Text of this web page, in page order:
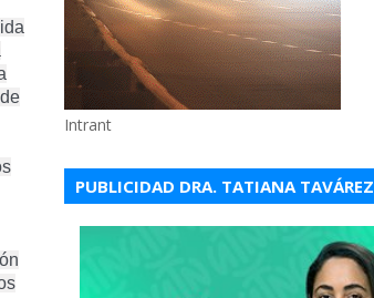
Intrant
PUBLICIDAD DRA. TATIANA TAVÁREZ